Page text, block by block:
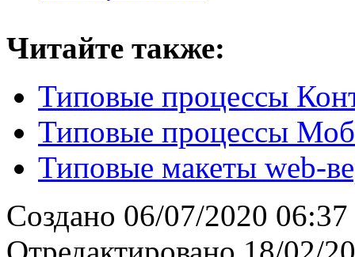
Читайте также:
Типовые процессы
Типовые процессы
Типовые макеты web-
Создано 06/07/2020 06:37